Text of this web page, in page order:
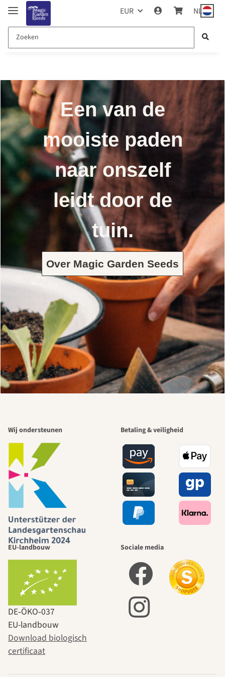
EUR NL
Een van de
mooiste paden
naar onszelf
leidt door de
tuin.
Over Magic Garden Seeds
Wij ondersteunen Betaling & veiligheid
EU-landbouw
DE‑ÖKO‑037
EU-landbouw
Download biologisch
certificaat
Sociale media